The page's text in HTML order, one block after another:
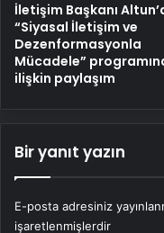
İletişim Başkanı
“Siyasal İletişim ve
Dezenformasyonla
Mücadele”
ilişkin paylaşım
Bir yanıt yazın
E-posta adresiniz
işaretlenmişlerdir